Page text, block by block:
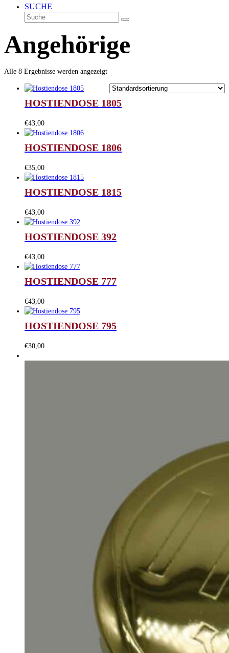
SUCHE
Suche
Senden
Angehörige
Alle 8 Ergebnisse werden angezeigt
HOSTIENDOSE 1805
€43,00
HOSTIENDOSE 1806
€35,00
HOSTIENDOSE 1815
€43,00
HOSTIENDOSE 392
€43,00
HOSTIENDOSE 777
€43,00
HOSTIENDOSE 795
€30,00